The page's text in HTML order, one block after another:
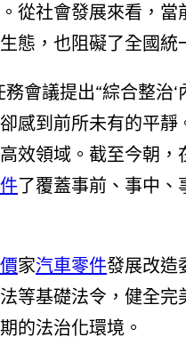
從社會發展來看，
態，也阻礙了全國統
會議提出“綜合整治
感到前所未有的平靜
效領域。截至今朝
了覆蓋事前、事中、
家汽車零件發展改造
等基礎法令，健全完
的法治化環境。